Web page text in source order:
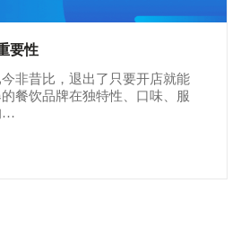
要性
非昔比，退出了只要开店就能
餐饮品牌在独特性、口味、服
…